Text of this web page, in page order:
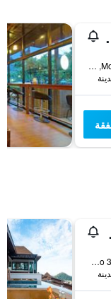
بيتش
778 Moo 2, Muang, Krabi, آو نانغ, تايلاند
182 Moo 3, Tambol Ao-Nang, آو نانغ, تايلاند